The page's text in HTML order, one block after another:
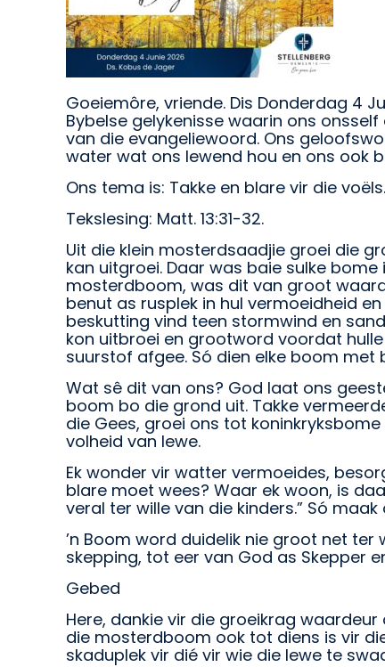
Goeiemôre, vriende. Dis Donderdag 4
Bybelse gelykenisse waarin ons
van die evangeliewoord. Ons
water wat ons lewend hou en ons ook
Ons tema is: Takke en blare vir die
Tekslesing: Matt. 13:31-32.
Uit die klein mosterdsaadjie groei die
kan uitgroei. Daar was baie sulke
mosterdboom, was dit van groot
benut as rusplek in hul vermoeidheid
beskutting vind teen stormwind en
kon uitbroei en grootword voordat
suurstof afgee. Só dien elke boom
Wat sê dit van ons? God laat ons
boom bo die grond uit. Takke
die Gees, groei ons tot
volheid van lewe.
Ek wonder vir watter vermoeides,
blare moet wees? Waar ek woon, is
veral ter wille van die kinders.” Só
’n Boom word duidelik nie groot net
skepping, tot eer van God as Skepper
Gebed
Here, dankie vir die groeikrag
die mosterdboom ook tot diens is vir
skaduplek vir dié vir wie die lewe te